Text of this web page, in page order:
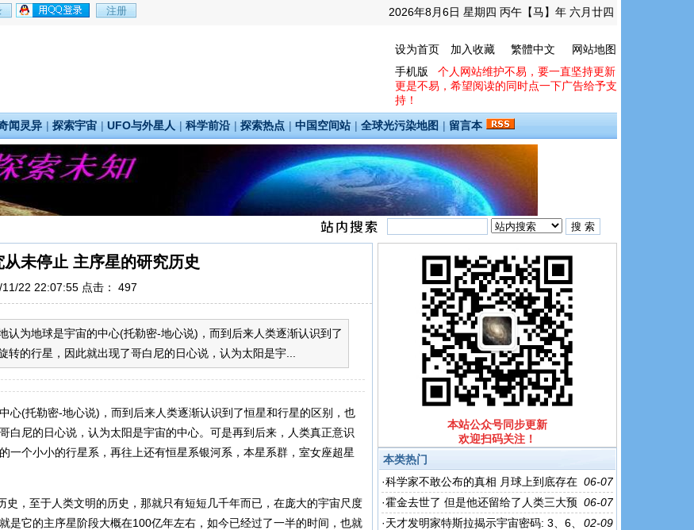
2026年8月6日 星期四 丙午【马】年 六月廿四
设为首页 加入收藏 繁體中文
网站地图
手机版
个人网站维护不易，要一直坚持更新
更是不易，希望阅读的同时点一下广告给予支
持！
闻灵异 | 探索宇宙 | UFO与外星人 | 科学前沿 | 探索热点 | 中国空间站 | 全球光污染地图 | 留言本
未停止 主序星的研究历史
22 22:07:55 点击： 497
认为地球是宇宙的中心(托勒密-地心说)，而到后来人类逐渐认识到了
的行星，因此就出现了哥白尼的日心说，认为太阳是宇...
心(托勒密-地心说)，而到后来人类逐渐认识到了恒星和行星的区别，也
白尼的日心说，认为太阳是宇宙的中心。可是再到后来，人类真正意识
一个小小的行星系，再往上还有恒星系银河系，本星系群，室女座超星
，至于人类文明的历史，那就只有短短几千年而已，在庞大的宇宙尺度
它的主序星阶段大概在100亿年左右，如今已经过了一半的时间，也就
本站公众号同步更新
欢迎扫码关注！
本类热门
06-07
·科学家不敢公布的真相 月球上到底存在
生命吗？
06-07
·霍金去世了 但是他还留给了人类三大预
言！
02-09
·天才发明家特斯拉揭示宇宙密码: 3、6、